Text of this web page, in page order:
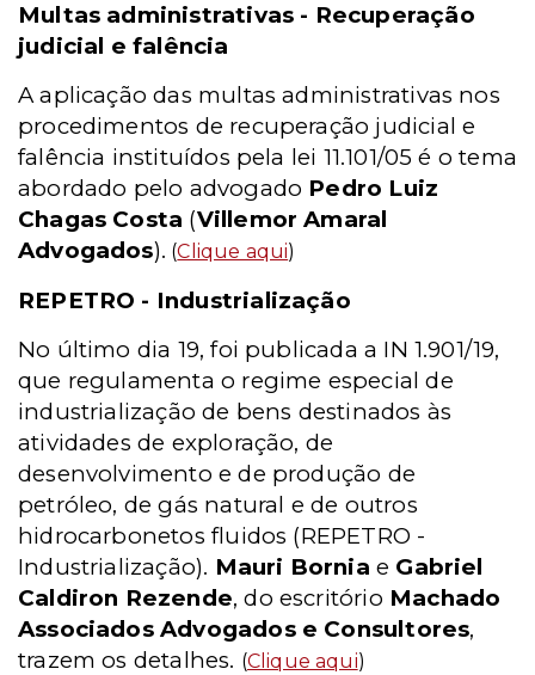
Multas administrativas - Recuperação
judicial e falência
A aplicação das multas administrativas nos
procedimentos de recuperação judicial e
falência instituídos pela lei 11.101/05 é o tema
abordado pelo advogado Pedro Luiz
Chagas Costa (Villemor Amaral
Advogados). (Clique aqui)
REPETRO - Industrialização
No último dia 19, foi publicada a IN 1.901/19,
que regulamenta o regime especial de
industrialização de bens destinados às
atividades de exploração, de
desenvolvimento e de produção de
petróleo, de gás natural e de outros
hidrocarbonetos fluidos (REPETRO -
Industrialização). Mauri Bornia e Gabriel
Caldiron Rezende, do escritório Machado
Associados Advogados e Consultores,
trazem os detalhes. (Clique aqui)